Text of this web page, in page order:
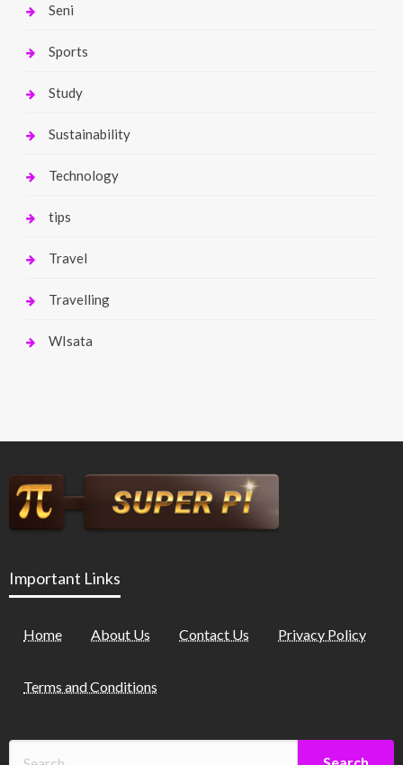
Seni
Sports
Study
Sustainability
Technology
tips
Travel
Travelling
WIsata
Important Links
Home About Us Contact Us Privacy Policy
Terms and Conditions